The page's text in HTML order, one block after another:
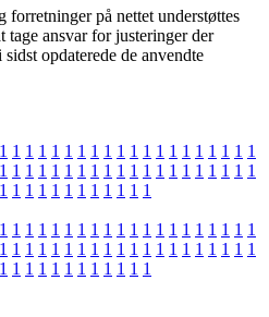
på nettet understøttes
ansvar for justeringer der
opdaterede de anvendte
1 1 1 1 1 1 1 1 1 1 1 1 1 1 1 1 1 1 1 1
1 1 1 1 1 1 1 1 1 1 1 1 1 1 1 1 1 1 1 1
1 1 1 1 1 1 1 1 1 1 1 1
1 1 1 1 1 1 1 1 1 1 1 1 1 1 1 1 1 1 1 1
1 1 1 1 1 1 1 1 1 1 1 1 1 1 1 1 1 1 1 1
1 1 1 1 1 1 1 1 1 1 1 1